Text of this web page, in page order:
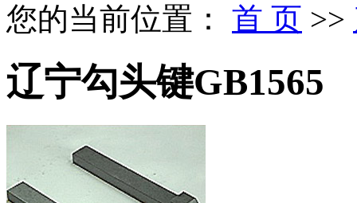
您的当前位置： 首 页 >>
辽宁勾头键GB1565